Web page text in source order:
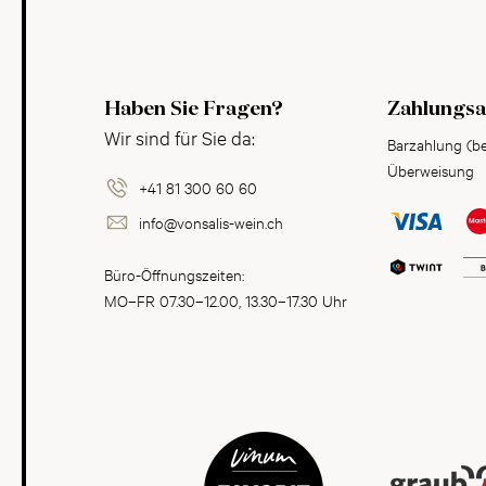
Haben Sie Fragen?
Wir sind für Sie da:
+41 81 300 60 60
info@vonsalis-wein.ch
Büro-Öffnungszeiten:
MO–FR 07.30–12.00, 13.30–17.30 Uhr
Barzahlung
Überweisung